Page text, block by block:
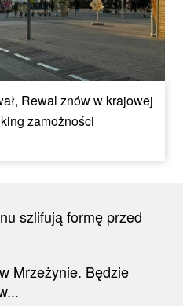
Rewal znów w krajowej
zamożności
szlifują formę przed
Mrzeżynie. Będzie